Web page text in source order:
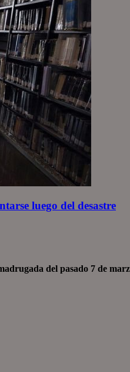
luego del desastre
del pasado 7 de